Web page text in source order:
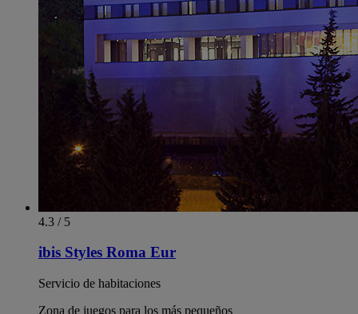
4.3 / 5
ibis Styles Roma Eur
Servicio de habitaciones
Zona de juegos para los más pequeños